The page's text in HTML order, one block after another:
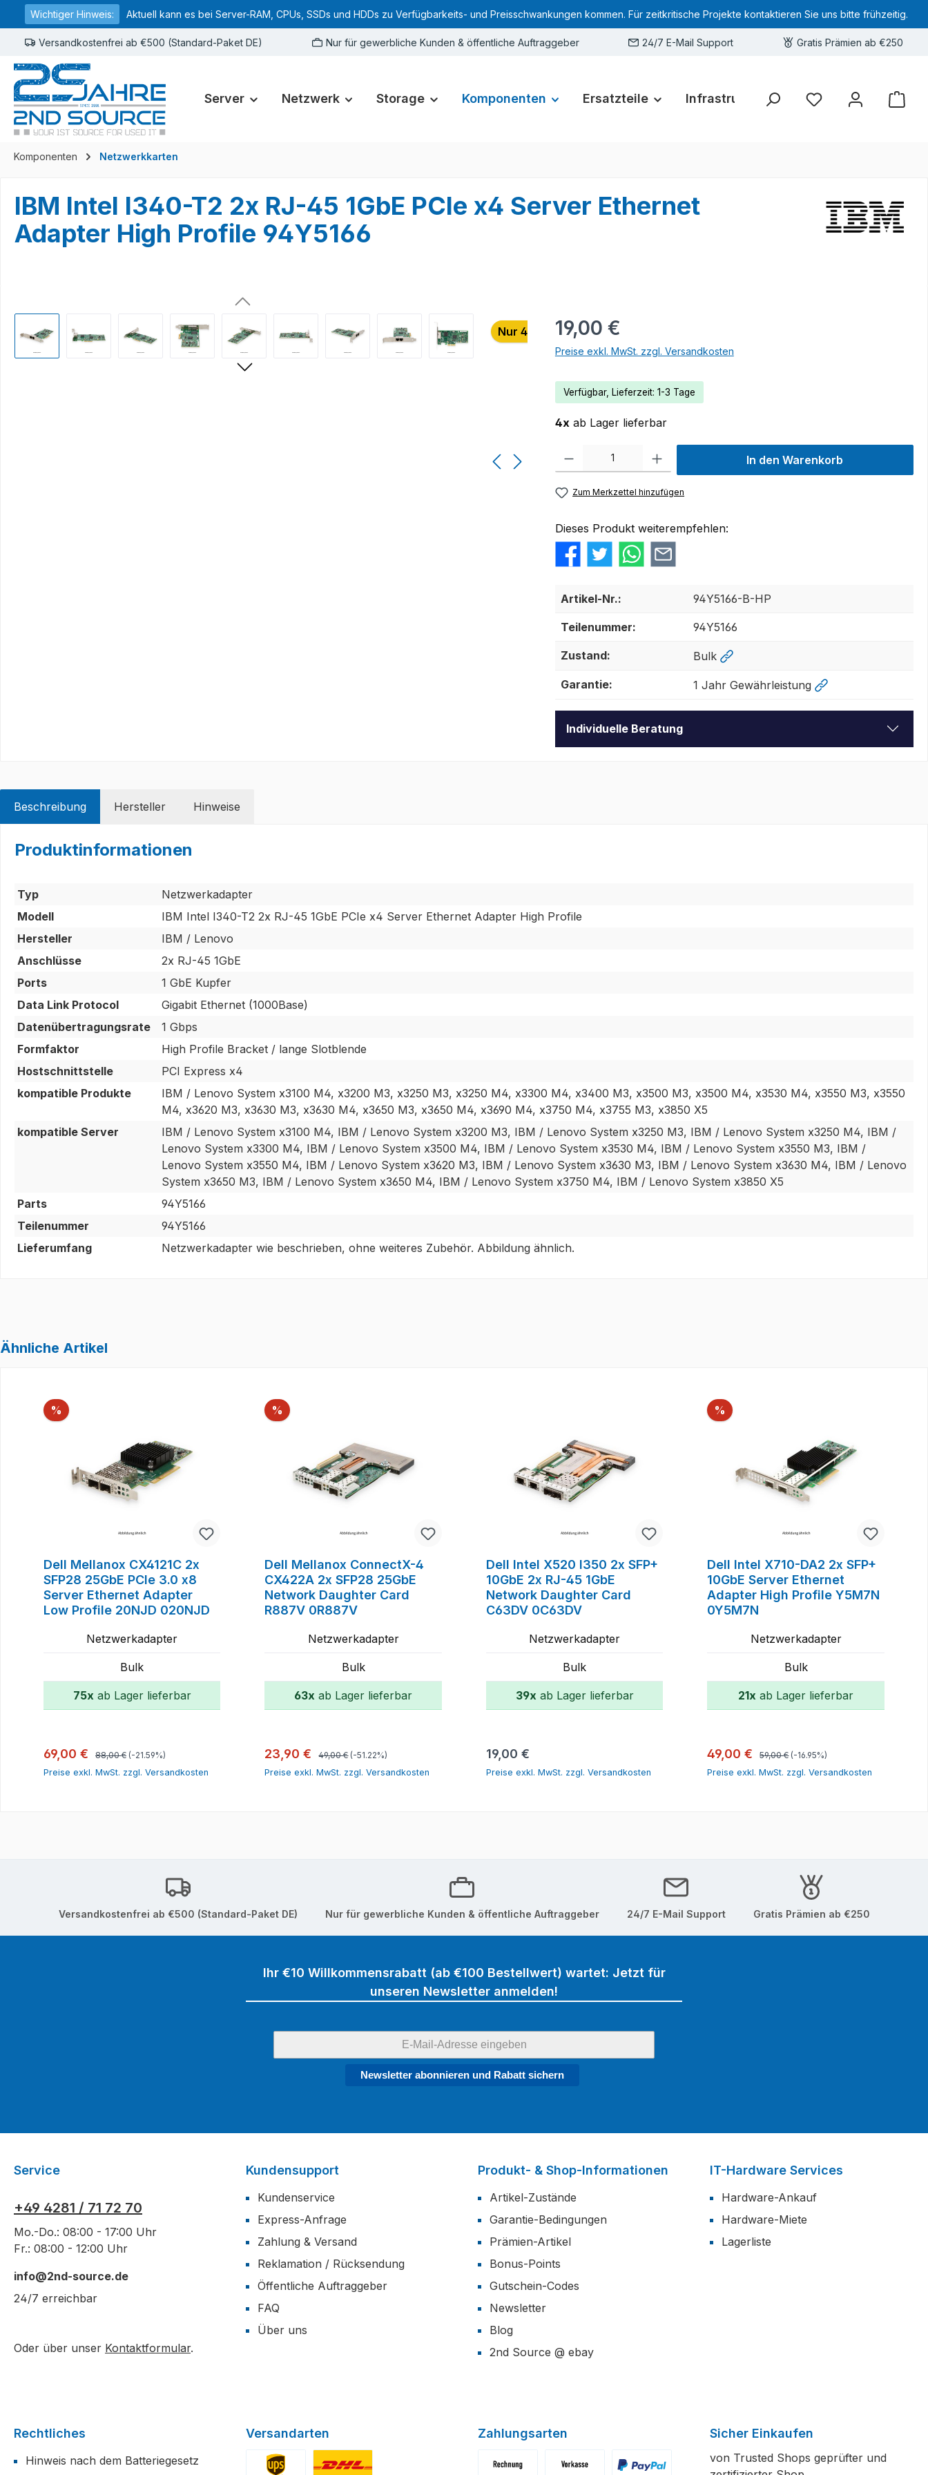
Zur Hauptnavigation springen
Wichtiger Hinweis: Aktuell kann es bei Server-RAM, CPUs, SSDs und HDDs zu Verfügbarkeits- und Preisschwankungen kommen. Für zeitkritische Projekte kontaktieren Sie uns bitte frühzeitig.
Versandkostenfrei ab €500 (Standard-Paket DE) Nur für gewerbliche Kunden & öffentliche Auftraggeber 24/7 E-Mail Support Gratis Prämien ab €250
Server Netzwerk Storage Komponenten Ersatzteile Infrastruktur Hardware-Deals
Sie haben 0 Produkte
Komponenten Netzwerkkarten
IBM Intel I340-T2 2x RJ-45 1GbE PCIe x4 Server Ethernet
Adapter High Profile 94Y5166
Nur 4 auf Lager!19,00 €
Preise exkl. MwSt. zzgl. Versandkosten
Verfügbar, Lieferzeit: 1-3 Tage
4x ab Lager lieferbar
Produkt Anzahl: Gib den gewünschten Wert ein oder benutze die Schaltflächen um die
In den Warenkorb
Zum Merkzettel hinzufügen
Dieses Produkt weiterempfehlen:
Artikel-Nr.: 94Y5166-B-HP
Teilenummer: 94Y5166
Zustand: Bulk
Garantie: 1 Jahr Gewährleistung
Individuelle Beratung
Beschreibung Hersteller Hinweise
Produktinformationen
Typ
Netzwerkadapter
Modell
IBM Intel I340-T2 2x RJ-45 1GbE PCIe x4 Server Ethernet Adapter High Profile
Hersteller
IBM / Lenovo
Anschlüsse
2x RJ-45 1GbE
Ports
1 GbE Kupfer
Data Link Protocol
Gigabit Ethernet (1000Base)
Datenübertragungsrate
1 Gbps
Formfaktor
High Profile Bracket / lange Slotblende
Hostschnittstelle
PCI Express x4
kompatible Produkte
IBM / Lenovo System x3100 M4, x3200 M3, x3250 M3, x3250 M4, x3300 M4, x3400 M3, x3500 M3, x3500 M4, x3530 M4, x3550 M3, x3550
M4, x3620 M3, x3630 M3, x3630 M4, x3650 M3, x3650 M4, x3690 M4, x3750 M4, x3755 M3, x3850 X5
kompatible Server
IBM / Lenovo System x3100 M4, IBM / Lenovo System x3200 M3, IBM / Lenovo System x3250 M3, IBM / Lenovo System x3250 M4, IBM /
Lenovo System x3300 M4, IBM / Lenovo System x3500 M4, IBM / Lenovo System x3530 M4, IBM / Lenovo System x3550 M3, IBM /
Lenovo System x3550 M4, IBM / Lenovo System x3620 M3, IBM / Lenovo System x3630 M3, IBM / Lenovo System x3630 M4, IBM / Lenovo
System x3650 M3, IBM / Lenovo System x3650 M4, IBM / Lenovo System x3750 M4, IBM / Lenovo System x3850 X5
Parts
94Y5166
Teilenummer
94Y5166
Lieferumfang
Netzwerkadapter wie beschrieben, ohne weiteres Zubehör. Abbildung ähnlich.
Ähnliche Artikel
% Rabatt
Dell Mellanox CX4121C 2x
SFP28 25GbE PCIe 3.0 x8
Server Ethernet Adapter
Low Profile 20NJD 020NJD
Netzwerkadapter
Bulk
75x ab Lager lieferbar
Verkaufspreis:
69,00 € Regulärer Preis:
88,00 € (-21.59%)
Preise exkl. MwSt. zzgl. Versandkosten
% Rabatt
Dell Mellanox ConnectX-4
CX422A 2x SFP28 25GbE
Network Daughter Card
R887V 0R887V
Netzwerkadapter
Bulk
63x ab Lager lieferbar
Verkaufspreis:
23,90 € Regulärer Preis:
49,00 € (-51.22%)
Preise exkl. MwSt. zzgl. Versandkosten
Dell Intel X520 I350 2x SFP+
10GbE 2x RJ-45 1GbE
Network Daughter Card
C63DV 0C63DV
Netzwerkadapter
Bulk
39x ab Lager lieferbar
Regulärer Preis:
19,00 €
Preise exkl. MwSt. zzgl. Versandkosten
% Rabatt
Dell Intel X710-DA2 2x SFP+
10GbE Server Ethernet
Adapter High Profile Y5M7N
0Y5M7N
Netzwerkadapter
Bulk
21x ab Lager lieferbar
Verkaufspreis:
49,00 € Regulärer Preis:
59,00 € (-16.95%)
Preise exkl. MwSt. zzgl. Versandkosten
Versandkostenfrei ab €500 (Standard-Paket DE) Nur für gewerbliche Kunden & öffentliche Auftraggeber 24/7 E-Mail Support Gratis Prämien ab €250
Ihr €10 Willkommensrabatt (ab €100 Bestellwert) wartet: Jetzt für
unseren Newsletter anmelden!
Newsletter abonnieren und Rabatt sichern
Service
+49 4281 / 71 72 70
Mo.-Do.: 08:00 - 17:00 Uhr
Fr.: 08:00 - 12:00 Uhr
info@2nd-source.de
24/7 erreichbar
Oder über unser Kontaktformular.
Kundensupport
Kundenservice
Express-Anfrage
Zahlung & Versand
Reklamation / Rücksendung
Öffentliche Auftraggeber
FAQ
Über uns
Produkt- & Shop-Informationen
Artikel-Zustände
Garantie-Bedingungen
Prämien-Artikel
Bonus-Points
Gutschein-Codes
Newsletter
Blog
2nd Source @ ebay
IT-Hardware Services
Hardware-Ankauf
Hardware-Miete
Lagerliste
Rechtliches
Hinweis nach dem Batteriegesetz
Versandarten Zahlungsarten Sicher Einkaufen
von Trusted Shops geprüfter und